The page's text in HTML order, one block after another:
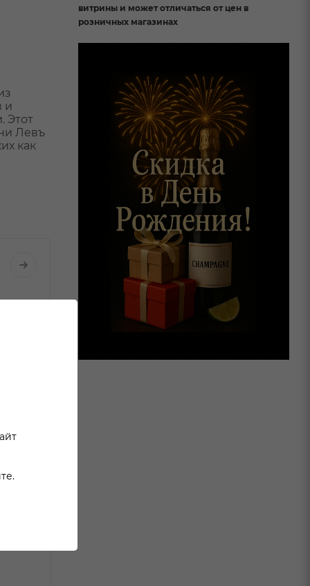
и
Этот
Левъ
как
витрины и может отличаться от цен в
розничных магазинах